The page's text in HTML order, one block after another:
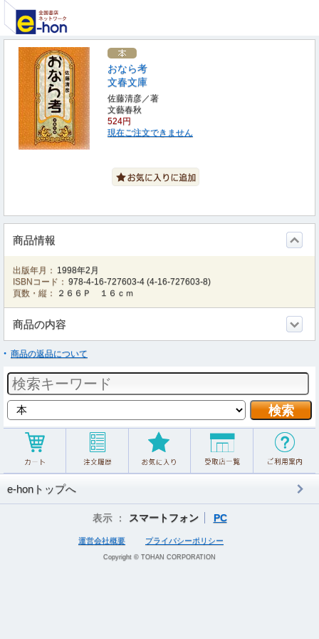
おなら考
文春文庫
佐藤清彦／著
文藝春秋
524円
現在ご注文できません
商品情報
出版年月： 1998年2月
ISBNコード： 978-4-16-727603-4 (4-16-727603-8)
頁数・縦：
２６６Ｐ １６ｃｍ
商品の内容
商品の返品について
e-honトップへ
表示 ： スマートフォン PC
運営会社概要 プライバシーポリシー
Copyright © TOHAN CORPORATION